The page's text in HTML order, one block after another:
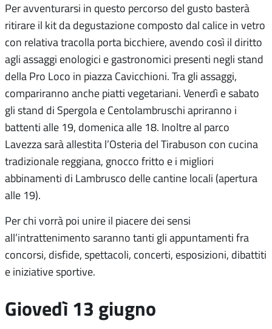
Per avventurarsi in questo percorso del gusto basterà
ritirare il kit da degustazione composto dal calice in vetro
con relativa tracolla porta bicchiere, avendo così il diritto
agli assaggi enologici e gastronomici presenti negli stand
della Pro Loco in piazza Cavicchioni. Tra gli assaggi,
compariranno anche piatti vegetariani. Venerdì e sabato
gli stand di Spergola e Centolambruschi apriranno i
battenti alle 19, domenica alle 18. Inoltre al parco
Lavezza sarà allestita l’Osteria del Tirabuson con cucina
tradizionale reggiana, gnocco fritto e i migliori
abbinamenti di Lambrusco delle cantine locali (apertura
alle 19).
Per chi vorrà poi unire il piacere dei sensi
all’intrattenimento saranno tanti gli appuntamenti fra
concorsi, disfide, spettacoli, concerti, esposizioni, dibattiti
e iniziative sportive.
Giovedì 13 giugno